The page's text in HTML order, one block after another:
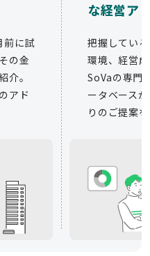
前に試
の金
介。
アド
な経営ア
把握してい
環境、経営
SoVaの専門
ータベース
りのご提案